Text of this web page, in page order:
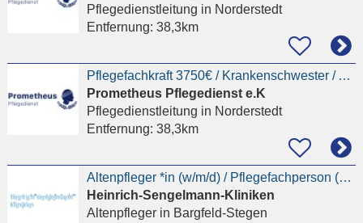
Pflegedienstleitung in Norderstedt
Entfernung: 38,3km
Pflegefachkraft 3750€ / Krankenschwester / Altenpflegerin / Krankenpfleger || Pflegedienstleitung
Prometheus Pflegedienst e.K
Pflegedienstleitung in Norderstedt
Entfernung: 38,3km
Altenpfleger *in (w/m/d) / Pflegefachperson (w/m/d)
Heinrich-Sengelmann-Kliniken
Altenpflegerin Bargfeld-Stegen